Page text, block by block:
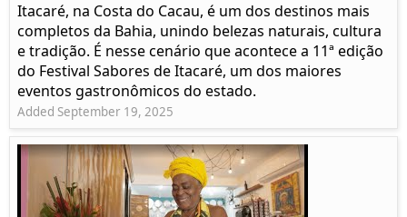
Itacaré, na Costa do Cacau, é um dos destinos mais
completos da Bahia, unindo belezas naturais, cultura
e tradição. É nesse cenário que acontece a 11ª edição
do Festival Sabores de Itacaré, um dos maiores
eventos gastronômicos do estado.
Added September 19, 2025